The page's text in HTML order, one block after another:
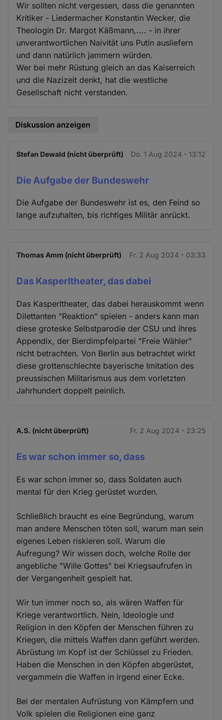
Wir sollten nicht vergessen, dass die genannten
Kritiker - Liedermacher Konstantin Wecker, die
Theologin Dr. Margot Käßmann,.... - in ihrer
unverantwortlichen Naivität uns Putin ausliefern
und dann natürlich jammern würden.
Wer bei mehr Rüstung gleich an das Kaiserreich
und die Nazizeit denkt, hat die westliche
Gesellschaft nicht verstanden.
Diskussion anzeigen
Stefan Dewald (nicht überprüft) Do. 1 Aug 2024 - 13:12
Die Aufgabe der Bundeswehr
Die Aufgabe der Bundeswehr ist es, den Feind so
lange aufzuhalten, bis richtiges Militär anrückt.
Thomas Amm (nicht überprüft) Fr. 2 Aug 2024 - 03:33
Das Kasperltheater, das dabei
Das Kasperltheater, das dabei herauskommt wenn
Dilettanten "Reaktion" spielen - anders kann man
diese groteske Selbstparodie der CSU und ihres
Appendix, der Bierdimpfelpartei "Freie Wähler"
nicht betrachten. Von Berlin aus betrachtet wirkt
diese grottenschlechte bayerische Imitation des
preussischen Militarismus aus dem vorletzten
Jahrhundert doppelt peinlich.
A.S. (nicht überprüft) Fr. 2 Aug 2024 - 23:25
Es war schon immer so, dass
Es war schon immer so, dass Soldaten auch
mental für den Krieg gerüstet wurden.
Schließlich braucht es eine Begründung, warum
man andere Menschen töten soll, warum man sein
eigenes Leben riskieren soll. Warum die
Aufregung? Wir wissen doch, welche Rolle der
angebliche "Wille Gottes" bei Kriegsaufrufen in
der Vergangenheit gespielt hat.
Wir tun immer noch so, als wären Waffen für
Kriege verantwortlich. Nein, Ideologie und
Religion in den Köpfen der Menschen führen zu
Kriegen, die mittels Waffen dann geführt werden.
Abrüstung im Kopf ist der Schlüssel zu Frieden.
Haben die Menschen in den Köpfen abgerüstet,
vergammeln die Waffen in irgend einer Ecke.
Bei der mentalen Aufrüstung von Kämpfern und
Volk spielen die Religionen eine ganz